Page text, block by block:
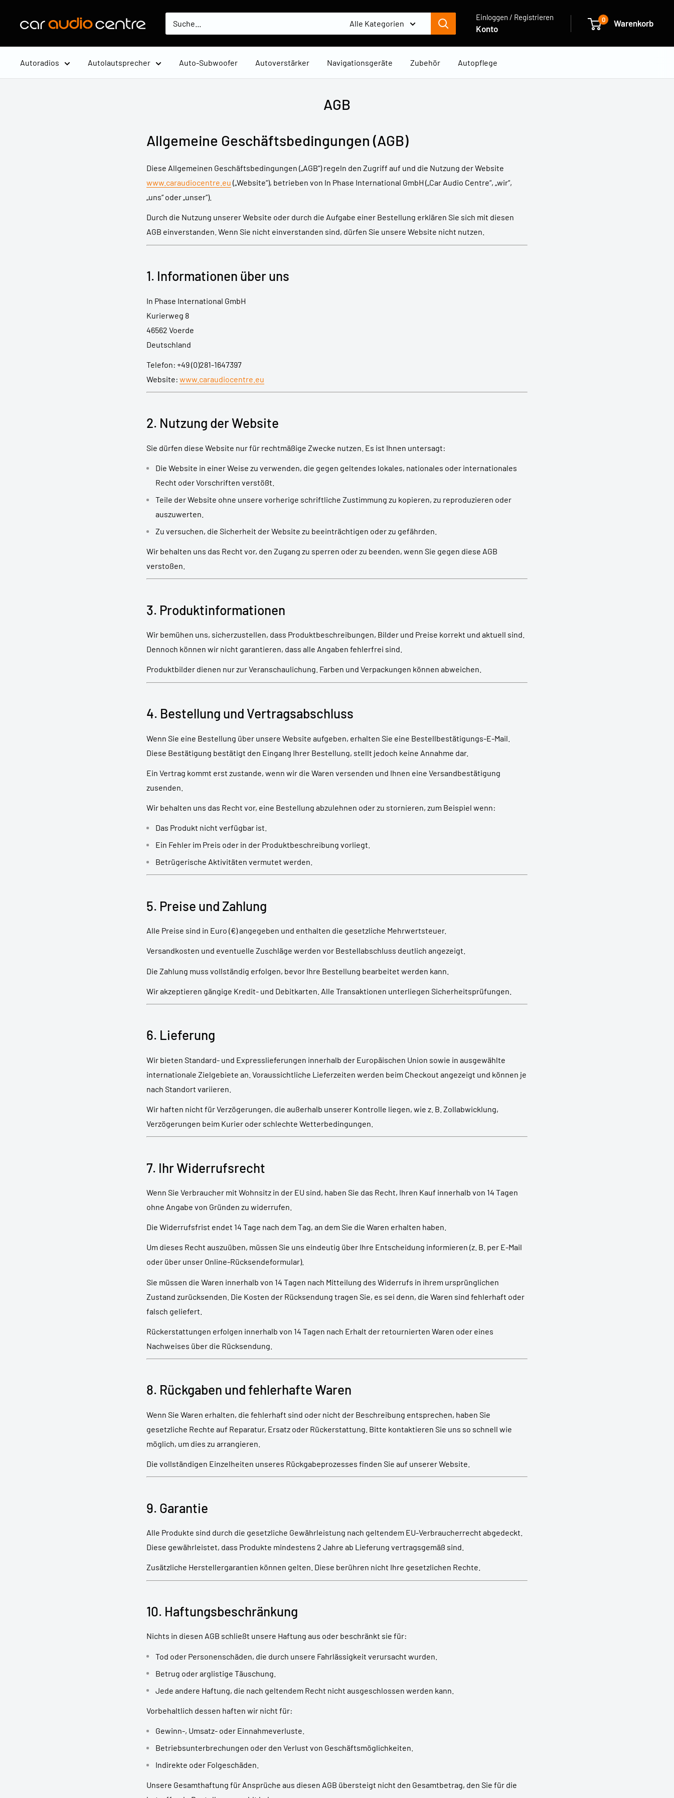
Car
Europe
Alle Kategorien
Einloggen / Registrieren
Konto
0 Warenkorb
Autoradios Autolautsprecher Auto-Subwoofer Autoverstärker Navigationsgeräte Zubehör Autopflege
AGB
Allgemeine Geschäftsbedingungen (AGB)
Diese Allgemeinen Geschäftsbedingungen („AGB“) regeln den Zugriff auf und die Nutzung der Website
www.caraudiocentre.eu („Website“), betrieben von In Phase International GmbH („Car Audio Centre“, „wir“,
„uns“ oder „unser“).
Durch die Nutzung unserer Website oder durch die Aufgabe einer Bestellung erklären Sie sich mit diesen
AGB einverstanden. Wenn Sie nicht einverstanden sind, dürfen Sie unsere Website nicht nutzen.
1. Informationen über uns
In Phase International GmbH
Kurierweg 8
46562 Voerde
Deutschland
Telefon: +49 (0)281-1647397
Website: www.caraudiocentre.eu
2. Nutzung der Website
Sie dürfen diese Website nur für rechtmäßige Zwecke nutzen. Es ist Ihnen untersagt:
Die Website in einer Weise zu verwenden, die gegen geltendes lokales, nationales oder internationales
Recht oder Vorschriften verstößt.
Teile der Website ohne unsere vorherige schriftliche Zustimmung zu kopieren, zu reproduzieren oder
auszuwerten.
Zu versuchen, die Sicherheit der Website zu beeinträchtigen oder zu gefährden.
Wir behalten uns das Recht vor, den Zugang zu sperren oder zu beenden, wenn Sie gegen diese AGB
verstoßen.
3. Produktinformationen
Wir bemühen uns, sicherzustellen, dass Produktbeschreibungen, Bilder und Preise korrekt und aktuell sind.
Dennoch können wir nicht garantieren, dass alle Angaben fehlerfrei sind.
Produktbilder dienen nur zur Veranschaulichung. Farben und Verpackungen können abweichen.
4. Bestellung und Vertragsabschluss
Wenn Sie eine Bestellung über unsere Website aufgeben, erhalten Sie eine Bestellbestätigungs-E-Mail.
Diese Bestätigung bestätigt den Eingang Ihrer Bestellung, stellt jedoch keine Annahme dar.
Ein Vertrag kommt erst zustande, wenn wir die Waren versenden und Ihnen eine Versandbestätigung
zusenden.
Wir behalten uns das Recht vor, eine Bestellung abzulehnen oder zu stornieren, zum Beispiel wenn:
Das Produkt nicht verfügbar ist.
Ein Fehler im Preis oder in der Produktbeschreibung vorliegt.
Betrügerische Aktivitäten vermutet werden.
5. Preise und Zahlung
Alle Preise sind in Euro (€) angegeben und enthalten die gesetzliche Mehrwertsteuer.
Versandkosten und eventuelle Zuschläge werden vor Bestellabschluss deutlich angezeigt.
Die Zahlung muss vollständig erfolgen, bevor Ihre Bestellung bearbeitet werden kann.
Wir akzeptieren gängige Kredit- und Debitkarten. Alle Transaktionen unterliegen Sicherheitsprüfungen.
6. Lieferung
Wir bieten Standard- und Expresslieferungen innerhalb der Europäischen Union sowie in ausgewählte
internationale Zielgebiete an. Voraussichtliche Lieferzeiten werden beim Checkout angezeigt und können je
nach Standort variieren.
Wir haften nicht für Verzögerungen, die außerhalb unserer Kontrolle liegen, wie z. B. Zollabwicklung,
Verzögerungen beim Kurier oder schlechte Wetterbedingungen.
7. Ihr Widerrufsrecht
Wenn Sie Verbraucher mit Wohnsitz in der EU sind, haben Sie das Recht, Ihren Kauf innerhalb von 14 Tagen
ohne Angabe von Gründen zu widerrufen.
Die Widerrufsfrist endet 14 Tage nach dem Tag, an dem Sie die Waren erhalten haben.
Um dieses Recht auszuüben, müssen Sie uns eindeutig über Ihre Entscheidung informieren (z. B. per E-Mail
oder über unser Online-Rücksendeformular).
Sie müssen die Waren innerhalb von 14 Tagen nach Mitteilung des Widerrufs in ihrem ursprünglichen
Zustand zurücksenden. Die Kosten der Rücksendung tragen Sie, es sei denn, die Waren sind fehlerhaft oder
falsch geliefert.
Rückerstattungen erfolgen innerhalb von 14 Tagen nach Erhalt der retournierten Waren oder eines
Nachweises über die Rücksendung.
8. Rückgaben und fehlerhafte Waren
Wenn Sie Waren erhalten, die fehlerhaft sind oder nicht der Beschreibung entsprechen, haben Sie
gesetzliche Rechte auf Reparatur, Ersatz oder Rückerstattung. Bitte kontaktieren Sie uns so schnell wie
möglich, um dies zu arrangieren.
Die vollständigen Einzelheiten unseres Rückgabeprozesses finden Sie auf unserer Website.
9. Garantie
Alle Produkte sind durch die gesetzliche Gewährleistung nach geltendem EU-Verbraucherrecht abgedeckt.
Diese gewährleistet, dass Produkte mindestens 2 Jahre ab Lieferung vertragsgemäß sind.
Zusätzliche Herstellergarantien können gelten. Diese berühren nicht Ihre gesetzlichen Rechte.
10. Haftungsbeschränkung
Nichts in diesen AGB schließt unsere Haftung aus oder beschränkt sie für:
Tod oder Personenschäden, die durch unsere Fahrlässigkeit verursacht wurden.
Betrug oder arglistige Täuschung.
Jede andere Haftung, die nach geltendem Recht nicht ausgeschlossen werden kann.
Vorbehaltlich dessen haften wir nicht für:
Gewinn-, Umsatz- oder Einnahmeverluste.
Betriebsunterbrechungen oder den Verlust von Geschäftsmöglichkeiten.
Indirekte oder Folgeschäden.
Unsere Gesamthaftung für Ansprüche aus diesen AGB übersteigt nicht den Gesamtbetrag, den Sie für die